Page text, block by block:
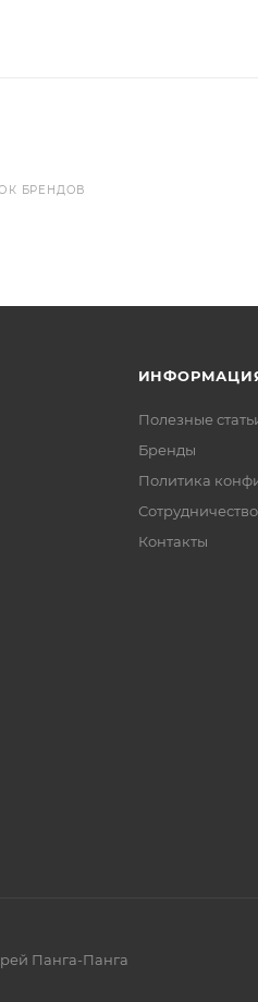
БРЕНДОВ
Полезные
Бренды
Политика
Сотрудничество
Контакты
Панга-Панга